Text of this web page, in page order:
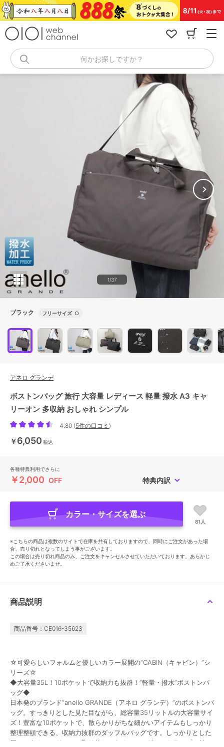
コ
ン
キ
何かお探しですか？
1/37
ブラック フリーサイズ ○
アネロ グランデ
ボストンバッグ 旅行 大容量 レディース 軽量 撥水 A3 キャ
リーオン 多収納 おしゃれ シンプル
4.80 (5件の口コミ )
￥6,050 税込
各種特典利用でさらに
￥2,000 OFF 特典内訳
カラー・サイズを選ぶ
81人
※こちらの商品は複数のサイトで在庫を共有しておりますので、同時にご注文があった場
合、売り切れとなってしまう事がございます。
この場合は売り切れ商品のみ、ご注文をキャンセルさせていただいております。あらかじ
めご了承くださいませ。
商品説明
商品番号：CE016-35623
☆可愛らしいフォルムと優しいカラー展開の“CABIN（キャビン）”シ
リーズ☆
◆大容量35L！10ポケットで収納力も抜群！”軽量・撥水”ボストンバ
ッグ◆
日本発のブランド“anello GRANDE（アネロ グランデ）”のボストンバ
ッグ。すっきりとした見た目ながら、総容量35リットルの大容量サイ
ズ！豊富な10ポケットで、散らかりがちな細かいアイテムもしっかり
整理整頓できる、収納力抜群のダッフルバッグです。しっかりとした
厚みのあるハンドルと、取り外しできるショルダーストラップの付い